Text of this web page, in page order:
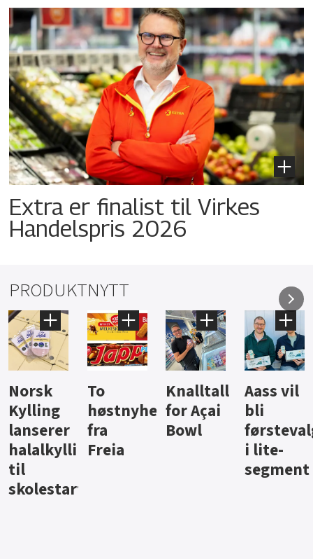
Extra er finalist til Virkes
Handelspris 2026
PRODUKTNYTT
Knalltall
for Açai
Bowl
Aass vil
bli
førstevalg
i lite-
Brus og
jus fra
Berentsen
Hard
iste fra
Hansa